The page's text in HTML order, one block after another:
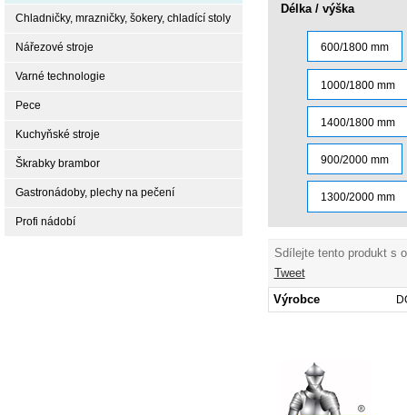
Délka / výška
600/1800 mm
1000/1800 mm
1400/1800 mm
900/2000 mm
1300/2000 mm
Sdílejte tento produkt s
Tweet
Výrobce
Chladničky, mrazničky, šokery, chladící stoly
Nářezové stroje
Varné technologie
Pece
Kuchyňské stroje
Škrabky brambor
Gastronádoby, plechy na pečení
Profi nádobí